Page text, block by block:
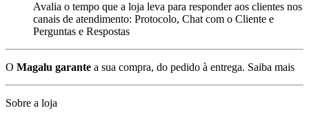
Avalia o tempo que a loja leva para responder aos clientes nos
canais de atendimento: Protocolo, Chat com o Cliente e
Perguntas e Respostas
O Magalu garante a sua compra, do pedido à entrega. Saiba mais
Sobre a loja